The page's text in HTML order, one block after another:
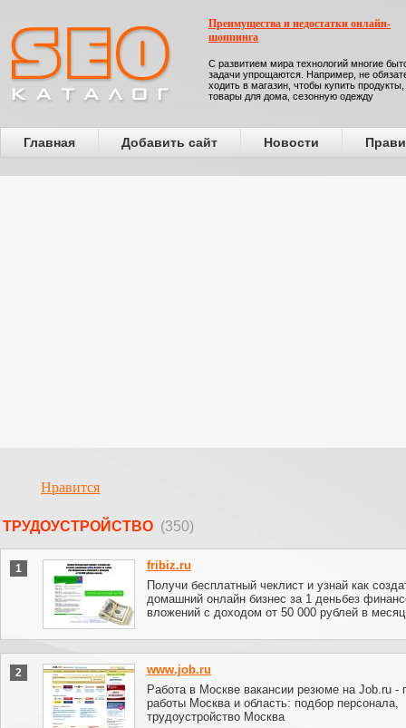
Преимущества и недостатки онлайн-
шоппинга
С развитием мира технологий многие
задачи упрощаются. Например, не
ходить в магазин, чтобы купить продукты,
товары для дома, сезонную одежду
Главная Добавить сайт Новости
Нравится
ТРУДОУСТРОЙСТВО (350)
1
fribiz.ru
Получи бесплатный чеклист и узнай как
домашний онлайн бизнес за 1 деньбез
вложений с доходом от 50 000 рублей в месяц
2
www.job.ru
Работа в Москве вакансии резюме на Job.ru -
работы Москва и область: подбор персонала,
трудоустройство Москва